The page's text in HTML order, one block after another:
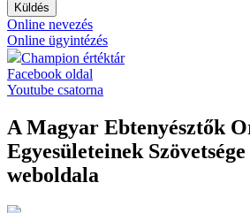
Küldés
Online nevezés
Online ügyintézés
Champion értéktár
Facebook oldal
Youtube csatorna
A Magyar Ebtenyésztők
Egyesületeinek
weboldala